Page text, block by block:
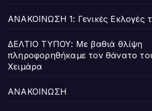
ΑΝΑΚΟΙΝΩΣΗ 1: Γενικές Εκλογές
ΔΕΛΤΙΟ ΤΥΠΟΥ: Με βαθιά θλίψη
πληροφορηθήκαμε τον θάνατο
Χειμάρα
ΑΝΑΚΟΙΝΩΣΗ